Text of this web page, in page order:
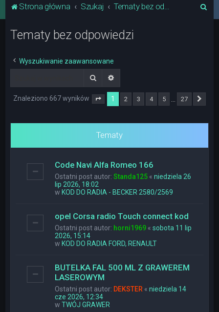
Strona główna Szukaj Tematy bez odpowiedzi
Tematy bez odpowiedzi
Wyszukiwanie zaawansowane
Szukaj
Znaleziono 667 wyników Strona 1z 27
1 2 3 4 5 27
Tematy
Code Navi Alfa Romeo 166
Ostatni post autor:Standa125 «niedziela 26
lip 2026, 18:02
w KOD DO RADIA - BECKER 2580/2569
opel Corsa radio Touch connect kod
Ostatni post autor: horni1969 «sobota 11 lip
2026, 15:14
w KOD DO RADIA FORD, RENAULT
BUTELKA FAL 500 ML Z GRAWEREM
LASEROWYM
Ostatni post autor: DEKSTER «niedziela 14
cze 2026, 12:34
wTWÓJ GRAWER